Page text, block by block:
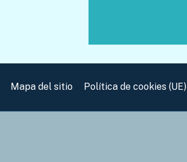
Mapa del sitio Política de cookies (UE)